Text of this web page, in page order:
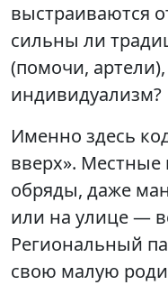
выстраиваются
сильны ли
(помочи,
индивидуализм?
Именно здесь
вверх».
обряды, даже
или на улице —
Региональный
свою малую